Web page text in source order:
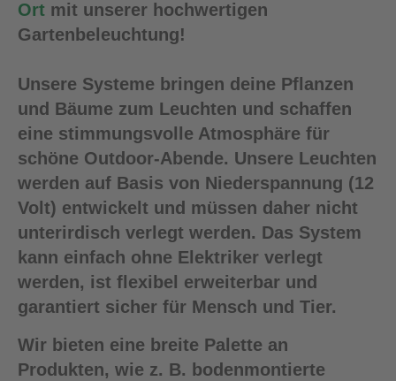
Drop us a line
info@yourdomain.com
About us
Lorem ipsum dolor sit amet,
consectetuer adipiscing elit.
Aenean commodo ligula eget dolor.
Aenean massa. Cum sociis natoque
penatibus et magnis dis parturient
montes, nascetur ridiculus mus.
Donec quam felis, ultricies nec.
Ort mit unserer hochwertigen
Gartenbeleuchtung!
Unsere Systeme bringen deine Pflanzen
und Bäume zum Leuchten und schaffen
eine stimmungsvolle Atmosphäre für
schöne Outdoor-Abende. Unsere Leuchten
werden auf Basis von Niederspannung (12
Volt) entwickelt und müssen daher nicht
unterirdisch verlegt werden. Das System
kann einfach ohne Elektriker verlegt
werden, ist flexibel erweiterbar und
garantiert sicher für Mensch und Tier.
Wir bieten eine breite Palette an
Produkten, wie z. B. bodenmontierte